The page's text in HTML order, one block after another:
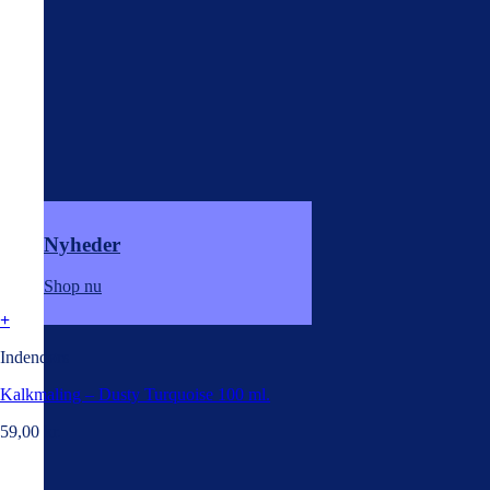
Nyheder
Shop nu
+
Indendørs
Kalkmaling – Dusty Turquoise 100 ml.
59,00